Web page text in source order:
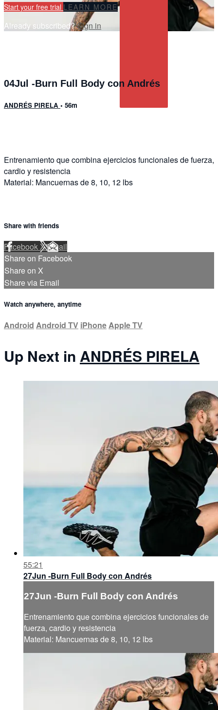
Start your free trial LEARN MORE
Already subscribed?Sign in
04Jul -Burn Full Body con Andrés
ANDRÉS PIRELA • 56m
Entrenamiento que combina ejercicios funcionales de fuerza,
cardio y resistencia
Material: Mancuernas de 8, 10, 12 lbs
Share with friends
FacebookXEmail
Share on Facebook
Share on X
Share via Email
Watch anywhere, anytime
Android Android TV iPhoneApple TV
Up Next in ANDRÉS PIRELA
55:21
27Jun -Burn Full Body con Andrés
27Jun -Burn Full Body con Andrés
Entrenamiento que combina ejercicios funcionales de
fuerza, cardio y resistencia
Material: Mancuernas de 8, 10, 12 lbs